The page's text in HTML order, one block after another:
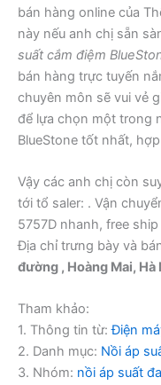
bán hàng online của
này nếu anh chị sẵn
suất cắm điệm
bán hàng trực tuyến
chuyên môn sẽ vui vẻ
để lựa chọn một trong
BlueStone tốt nhất,
Vậy các anh chị còn
tới tổ saler: . Vận
5757D nhanh, free
Địa chỉ trưng bày và
đường , Hoàng Mai, Hà
Tham khảo:
1. Thông tin từ:Điện
2. Danh mục: Nồi áp
3. Nhóm: nồi áp suất